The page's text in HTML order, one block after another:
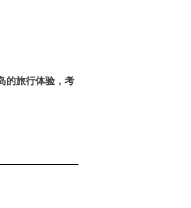
的旅行体验，考